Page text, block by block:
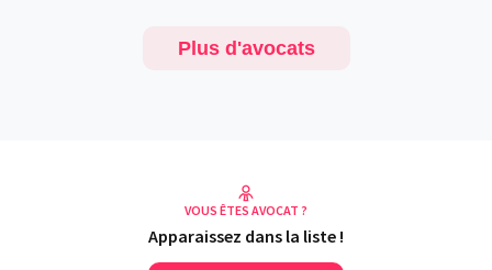
Plus d'avocats
VOUS ÊTES AVOCAT ?
Apparaissez dans la liste !